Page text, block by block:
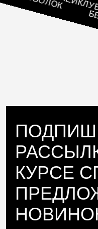
КУРСЕ
КЛУБ